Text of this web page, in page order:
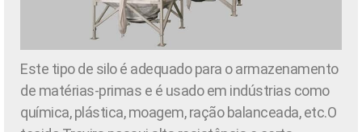
Este tipo de silo é adequado para o armazenamento
de matérias-primas e é usado em indústrias como
química, plástica, moagem, ração balanceada, etc.O